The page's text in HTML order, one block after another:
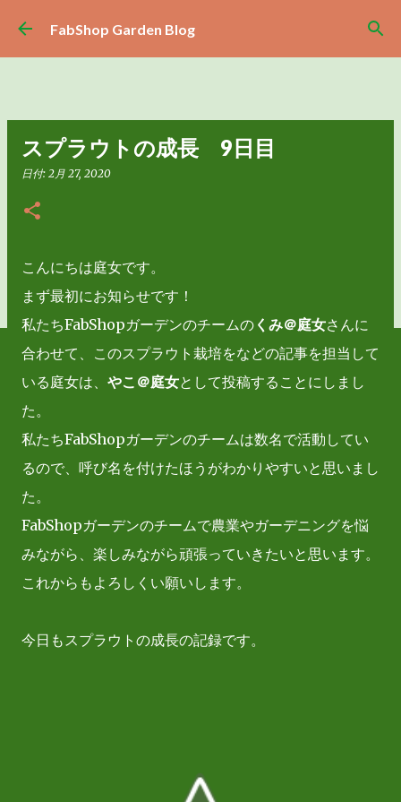
スキップしてメイン コンテンツに移動
FabShop Garden Blog
スプラウトの成長 9日目
日付: 2月 27, 2020
こんにちは庭女です。
まず最初にお知らせです！
私たちFabShopガーデンのチームの くみ＠庭女さんに
合わせて、このスプラウト栽培をなどの記事を担当して
いる庭女は、 やこ＠庭女として投稿することにしまし
た。
私たちFabShopガーデンのチームは数名で活動してい
るので、呼び名を付けたほうがわかりやすいと思いまし
た。
FabShopガーデンのチームで農業やガーデニングを悩
みながら、楽しみながら頑張っていきたいと思います。
これからもよろしくい願いします。
今日もスプラウトの成長の記録です。